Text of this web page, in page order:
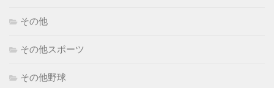
その他
その他スポーツ
その他野球